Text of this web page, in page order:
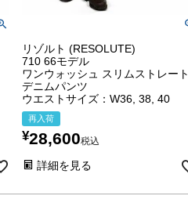
リゾルト (RESOLUTE)
710 66モデル
ワンウォッシュ スリムストレート
デニムパンツ
ウエストサイズ：W36, 38, 40
再入荷
¥28,600税込
詳細を見る